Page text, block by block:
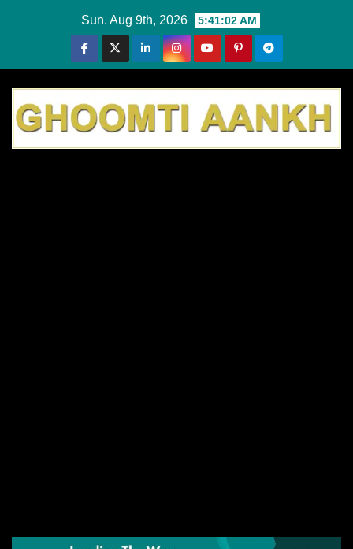
Sun. Aug 9th, 2026 5:41:02 AM